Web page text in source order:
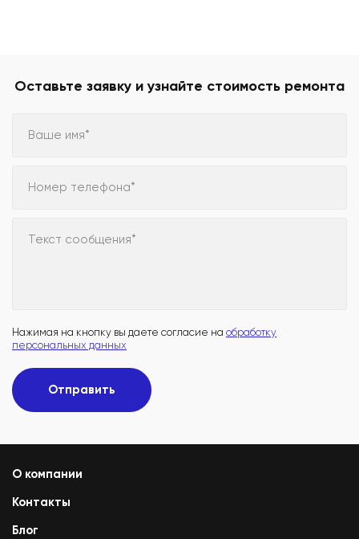
Оставьте заявку и узнайте стоимость ремонта
Ваше имя*
Номер телефона*
Текст сообщения*
Нажимая на кнопку вы даете согласие на обработку
персональных данных
Отправить
О компании
Контакты
Блог